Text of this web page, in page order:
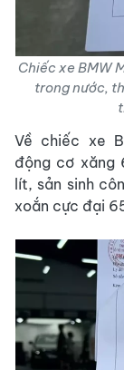
Chiếc xe BMW
trong nước,
Về chiếc xe
động cơ xăng
lít, sản sinh
xoắn cực đại